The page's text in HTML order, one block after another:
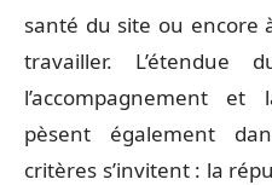
santé du site ou encore
travailler.
l’accompagnement et
pèsent également
critères s’invitent : la